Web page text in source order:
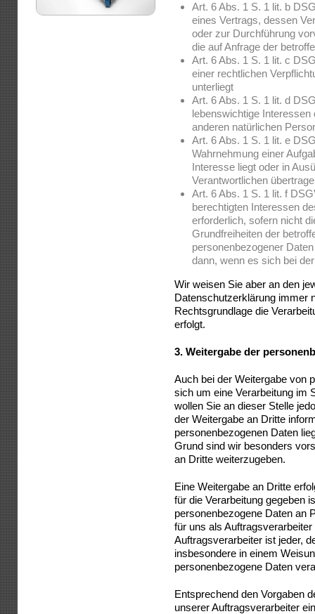
Art. 6 Abs. 1 S. 1 lit. b
eines Vertrags, dessen
oder zur Durchführung
die auf Anfrage der
Art. 6 Abs. 1 S. 1 lit. c
einer rechtlichen
unterliegt
Art. 6 Abs. 1 S. 1 lit. d
lebenswichtige
anderen natürlichen
Art. 6 Abs. 1 S. 1 lit. e
Wahrnehmung einer
Interesse liegt oder in
Verantwortlichen
Art. 6 Abs. 1 S. 1 lit. f
berechtigten Interessen
erforderlich, sofern nicht
Grundfreiheiten der
personenbezogener
dann, wenn es sich bei
Wir weisen Sie aber an den
Datenschutzerklärung immer
Rechtsgrundlage die
erfolgt.
3. Weitergabe der
Auch bei der Weitergabe von
sich um eine Verarbeitung im
wollen Sie an dieser Stelle
der Weitergabe an Dritte
personenbezogenen Daten
Grund sind wir besonders
an Dritte weiterzugeben.
Eine Weitergabe an Dritte
für die Verarbeitung gegeben
personenbezogene Daten an
für uns als
Auftragsverarbeiter ist jeder,
insbesondere in einem
personenbezogene Daten
Entsprechend den Vorgaben
unserer Auftragsverarbeiter